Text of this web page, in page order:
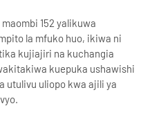
152 yalikuwa
la mfuko huo, ikiwa ni
kujiajiri na kuchangia
kuepuka ushawishi
utulivu uliopo kwa ajili ya